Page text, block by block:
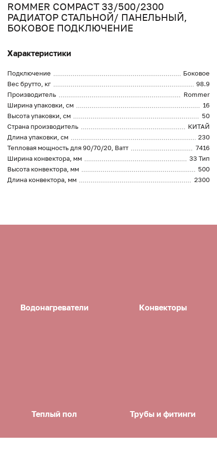
ROMMER COMPACT 33/500/2300
РАДИАТОР СТАЛЬНОЙ/ ПАНЕЛЬНЫЙ,
БОКОВОЕ ПОДКЛЮЧЕНИЕ
Характеристики
Подключение
Боковое
Вес брутто, кг
98.9
Производитель
Rommer
Ширина упаковки, см
16
Высота упаковки, см
50
Страна производитель
КИТАЙ
Длина упаковки, см
230
Тепловая мощность для 90/70/20, Ватт
7416
Ширина конвектора, мм
33 Тип
Высота конвектора, мм
500
Длина конвектора, мм
2300
Водонагреватели Конвекторы
Теплый пол Трубы и фитинги